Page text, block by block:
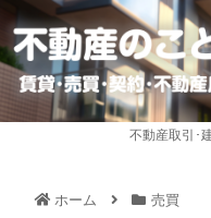
不動産取引･
ホーム 売買